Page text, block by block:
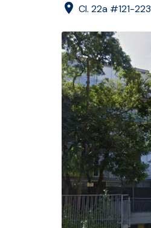
location_on Cl. 22a #121-223